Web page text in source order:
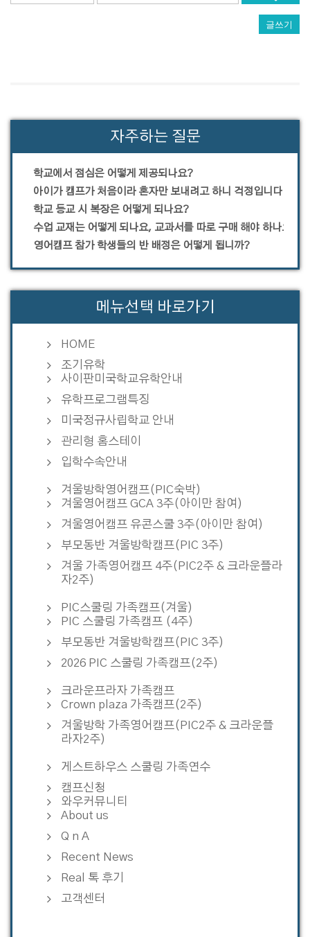
글쓰기
자주하는 질문
학교에서 점심은 어떻게 제공되나요?
아이가 캠프가 처음이라 혼자만 보내려고 하니 걱정입니다.
학교 등교 시 복장은 어떻게 되나요?
수업 교재는 어떻게 되나요, 교과서를 따로 구매 해야 하나요?
영어캠프 참가 학생들의 반 배정은 어떻게 됩니까?
메뉴선택 바로가기
HOME
조기유학
사이판미국학교유학안내
유학프로그램특징
미국정규사립학교 안내
관리형 홈스테이
입학수속안내
겨울방학영어캠프(PIC숙박)
겨울영어캠프 GCA 3주(아이만 참여)
겨울영어캠프 유콘스쿨 3주(아이만 참여)
부모동반 겨울방학캠프(PIC 3주)
겨울 가족영어캠프 4주(PIC2주 & 크라운플라
자2주)
PIC스쿨링 가족캠프(겨울)
PIC 스쿨링 가족캠프 (4주)
부모동반 겨울방학캠프(PIC 3주)
2026 PIC 스쿨링 가족캠프(2주)
크라운프라자 가족캠프
Crown plaza 가족캠프(2주)
겨울방학 가족영어캠프(PIC2주 & 크라운플
라자2주)
게스트하우스 스쿨링 가족연수
캠프신청
와우커뮤니티
About us
Q n A
Recent News
Real 톡 후기
고객센터